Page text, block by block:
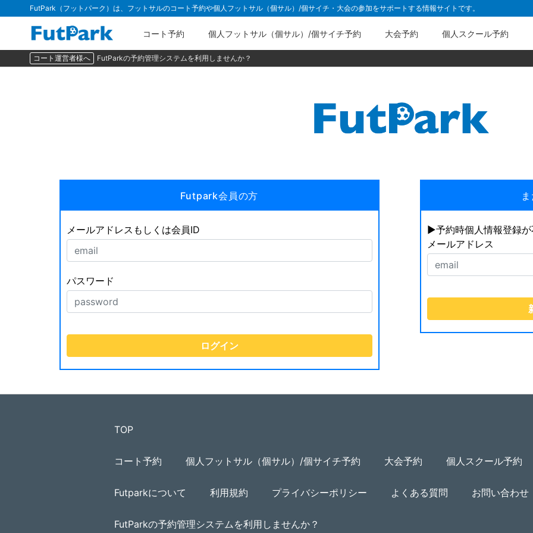
FutPark（フットパーク）は、フットサルのコート予約や個人フットサル（個サル）/個サイチ・大会の参加をサポートする情報サイトです。
コート予約 個人フットサル（個サル）/個サイチ予約 大会予約 個人スクール予約
コート運営者様へ FutParkの予約管理システムを利用しませんか？
Futpark会員の方
メールアドレスもしくは会員ID
パスワード
▶︎予約時個人情報登録
メールアドレス
TOP
コート予約 個人フットサル（個サル）/個サイチ予約 大会予約 個人スクール予約
Futparkについて 利用規約 プライバシーポリシー よくある質問 お問い合わせ
FutParkの予約管理システムを利用しませんか？